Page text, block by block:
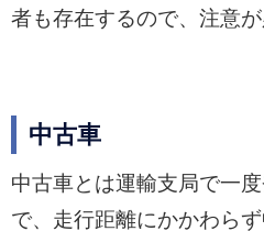
者も存在するので、注意が
中古車
中古車とは運輸支局で一
で、走行距離にかかわら